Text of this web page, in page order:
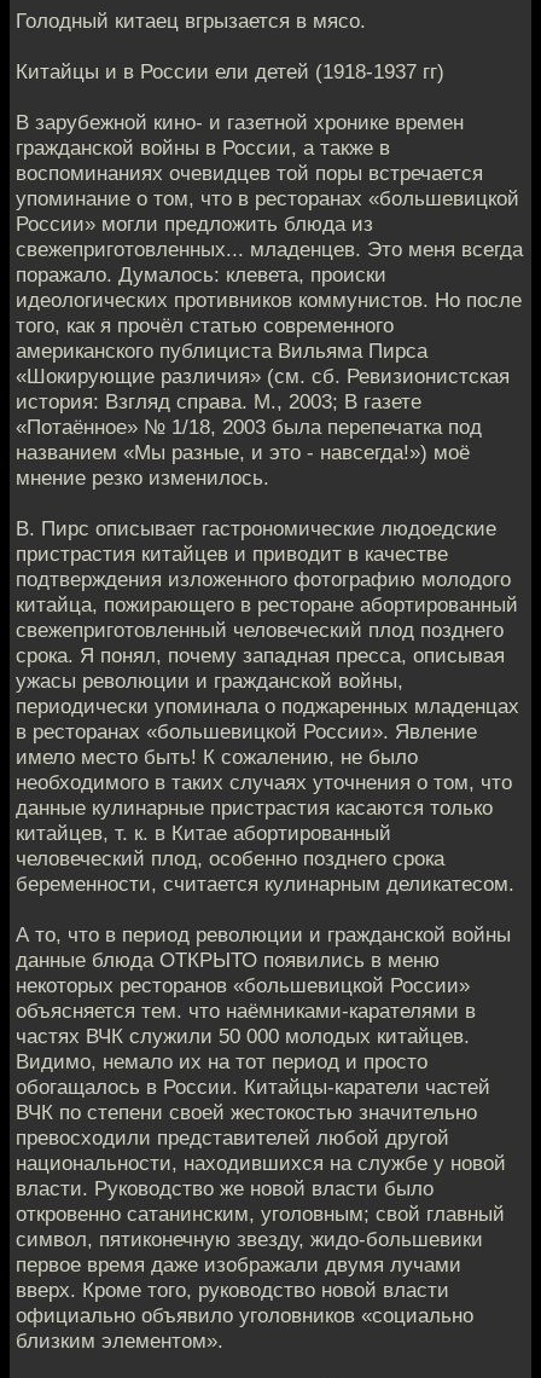
Голодный китаец вгрызается в мясо.
Китайцы и в России ели детей (1918-1937 гг)
В зарубежной кино- и газетной хронике времен
гражданской войны в России, а также в
воспоминаниях очевидцев той поры встречается
упоминание о том, что в ресторанах «большевицкой
России» могли предложить блюда из
свежеприготовленных... младенцев. Это меня всегда
поражало. Думалось: клевета, происки
идеологических противников коммунистов. Но после
того, как я прочёл статью современного
американского публициста Вильяма Пирса
«Шокирующие различия» (см. сб. Ревизионистская
история: Взгляд справа. М., 2003; В газете
«Потаённое» № 1/18, 2003 была перепечатка под
названием «Мы разные, и это - навсегда!») моё
мнение резко изменилось.
В. Пирс описывает гастрономические людоедские
пристрастия китайцев и приводит в качестве
подтверждения изложенного фотографию молодого
китайца, пожирающего в ресторане абортированный
свежеприготовленный человеческий плод позднего
срока. Я понял, почему западная пресса, описывая
ужасы революции и гражданской войны,
периодически упоминала о поджаренных младенцах
в ресторанах «большевицкой России». Явление
имело место быть! К сожалению, не было
необходимого в таких случаях уточнения о том, что
данные кулинарные пристрастия касаются только
китайцев, т. к. в Китае абортированный
человеческий плод, особенно позднего срока
беременности, считается кулинарным деликатесом.
А то, что в период революции и гражданской войны
данные блюда ОТКРЫТО появились в меню
некоторых ресторанов «большевицкой России»
объясняется тем. что наёмниками-карателями в
частях ВЧК служили 50 000 молодых китайцев.
Видимо, немало их на тот период и просто
обогащалось в России. Китайцы-каратели частей
ВЧК по степени своей жестокостью значительно
превосходили представителей любой другой
национальности, находившихся на службе у новой
власти. Руководство же новой власти было
откровенно сатанинским, уголовным; свой главный
символ, пятиконечную звезду, жидо-большевики
первое время даже изображали двумя лучами
вверх. Кроме того, руководство новой власти
официально объявило уголовников «социально
близким элементом».